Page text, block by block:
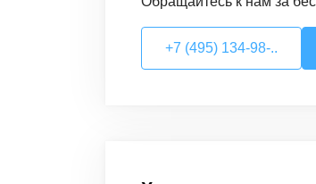
+7 (495) 134-98-..